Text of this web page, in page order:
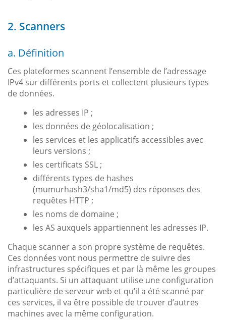
2. Scanners
a. Définition
Ces plateformes scannent l’ensemble de l’adressage
IPv4 sur différents ports et collectent plusieurs types
de données.
les adresses IP ;
les données de géolocalisation ;
les services et les applicatifs accessibles avec
leurs versions ;
les certificats SSL ;
différents types de hashes
(mumurhash3/sha1/md5) des réponses des
requêtes HTTP ;
les noms de domaine ;
les AS auxquels appartiennent les adresses IP.
Chaque scanner a son propre système de requêtes.
Ces données vont nous permettre de suivre des
infrastructures spécifiques et par là même les groupes
d’attaquants. Si un attaquant utilise une configuration
particulière de serveur web et qu’il a été scanné par
ces services, il va être possible de trouver d’autres
machines avec la même configuration.